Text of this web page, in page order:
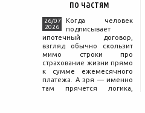
по частям
26/07
2026
Когда человек
подписывает
ипотечный договор,
взгляд обычно скользит
мимо строки про
страхование жизни прямо
к сумме ежемесячного
платежа. А зря — именно
там прячется логика,